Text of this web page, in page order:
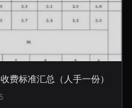
费标准汇总（人手一份）